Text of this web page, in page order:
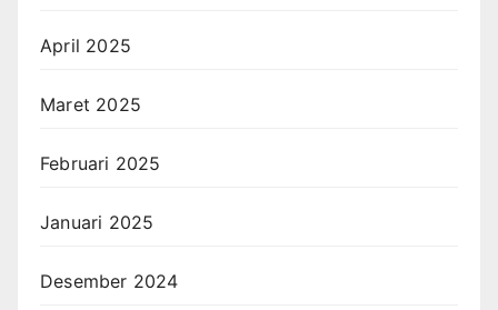
April 2025
Maret 2025
Februari 2025
Januari 2025
Desember 2024